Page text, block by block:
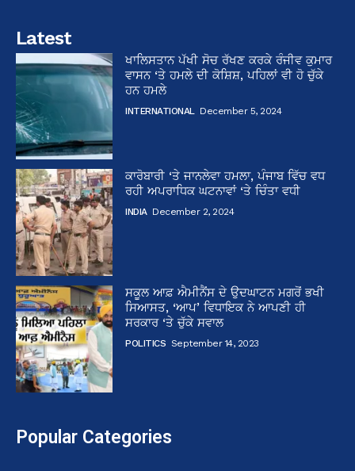
Latest
ਖਾਲਿਸਤਾਨ ਪੱਖੀ ਸੋਚ ਰੱਖਣ ਕਰਕੇ ਰੰਜੀਵ ਕੁਮਾਰ
ਵਾਸਨ ‘ਤੇ ਹਮਲੇ ਦੀ ਕੋਸ਼ਿਸ਼, ਪਹਿਲਾਂ ਵੀ ਹੋ ਚੁੱਕੇ
ਹਨ ਹਮਲੇ
INTERNATIONAL December 5, 2024
ਕਾਰੋਬਾਰੀ ‘ਤੇ ਜਾਨਲੇਵਾ ਹਮਲਾ, ਪੰਜਾਬ ਵਿੱਚ ਵਧ
ਰਹੀ ਅਪਰਾਧਿਕ ਘਟਨਾਵਾਂ ‘ਤੇ ਚਿੰਤਾ ਵਧੀ
INDIA December 2, 2024
ਸਕੂਲ ਆਫ਼ ਐਮੀਨੈਂਸ ਦੇ ਉਦਘਾਟਨ ਮਗਰੋਂ ਭਖੀ
ਸਿਆਸਤ, ‘ਆਪ’ ਵਿਧਾਇਕ ਨੇ ਆਪਣੀ ਹੀ
ਸਰਕਾਰ ‘ਤੇ ਚੁੱਕੇ ਸਵਾਲ
POLITICS September 14, 2023
Popular Categories